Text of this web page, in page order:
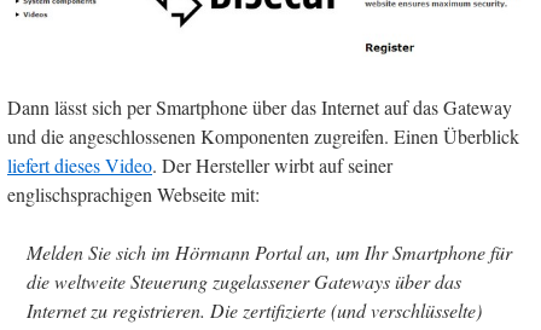
Dann lässt sich per Smartphone über das Internet auf das Gateway
und die angeschlossenen Komponenten zugreifen. Einen Überblick
liefert dieses Video. Der Hersteller wirbt auf seiner
englischsprachigen Webseite mit:
Melden Sie sich im Hörmann Portal an, um Ihr Smartphone für
die weltweite Steuerung zugelassener Gateways über das
Internet zu registrieren. Die zertifizierte (und verschlüsselte)